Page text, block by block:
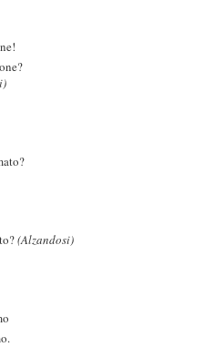
(Alzandosi)